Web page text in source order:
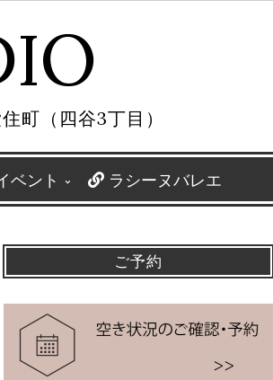
町（四谷3丁目）
ベント ラシーヌバレエ
ご予約